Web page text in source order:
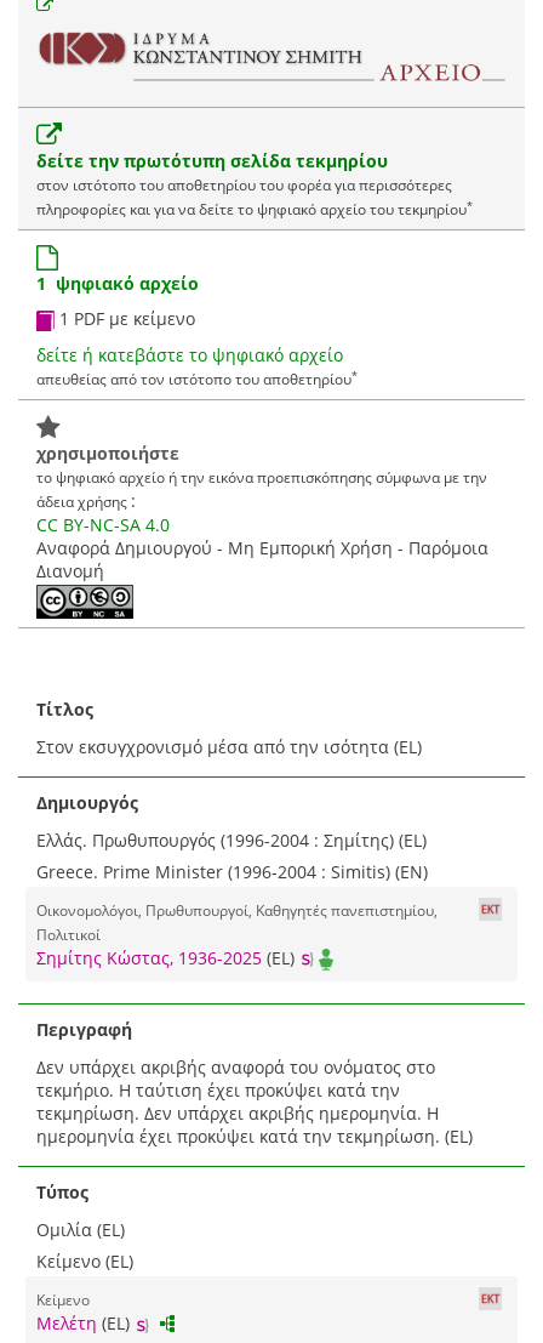
δείτε την πρωτότυπη σελίδα τεκμηρίου
στον ιστότοπο του αποθετηρίου του φορέα για περισσότερες
πληροφορίες και για να δείτε το ψηφιακό αρχείο του τεκμηρίου*
1 ψηφιακό αρχείο
1 PDF με κείμενο
δείτε ή κατεβάστε το ψηφιακό αρχείο
απευθείας από τον ιστότοπο του αποθετηρίου*
χρησιμοποιήστε
το ψηφιακό αρχείο ή την εικόνα προεπισκόπησης σύμφωνα με την
άδεια χρήσης :
CC BY-NC-SA 4.0
Αναφορά Δημιουργού - Μη Εμπορική Χρήση - Παρόμοια
Διανομή
Τίτλος
Στον εκσυγχρονισμό μέσα από την ισότητα (EL)
Δημιουργός
Ελλάς. Πρωθυπουργός (1996-2004 : Σημίτης) (EL)
Greece. Prime Minister (1996-2004 : Simitis) (EN)
Οικονομολόγοι, Πρωθυπουργοί, Καθηγητές πανεπιστημίου,
Πολιτικοί
Σημίτης Κώστας, 1936-2025 (EL)
Περιγραφή
Δεν υπάρχει ακριβής αναφορά του ονόματος στο
τεκμήριο. Η ταύτιση έχει προκύψει κατά την
τεκμηρίωση. Δεν υπάρχει ακριβής ημερομηνία. Η
ημερομηνία έχει προκύψει κατά την τεκμηρίωση. (EL)
Τύπος
Ομιλία (EL)
Κείμενο (EL)
Κείμενο
Μελέτη (EL)